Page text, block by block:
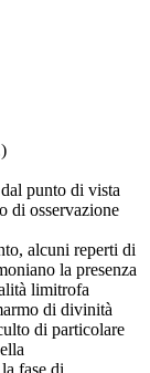
punto di vista
di osservazione
alcuni reperti di
la presenza
limitrofa
di divinità
di particolare